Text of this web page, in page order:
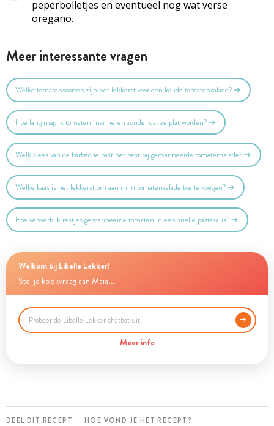
peperbolletjes en eventueel nog wat verse
oregano.
Meer interessante vragen
Welke tomatensoorten zijn het lekkerst voor een koude tomatensalade?
Hoe lang mag ik tomaten marineren zonder dat ze plat worden?
Welk vlees van de barbecue past het best bij gemarineerde tomatensalade?
Welke kaas is het lekkerst om aan mijn tomatensalade toe te voegen?
Hoe verwerk ik restjes gemarineerde tomaten in een snelle pastasaus?
Welkom bij Libelle Lekker!
Stel je kookvraag aan Maia...
Meer info
DEEL DIT RECEPT HOE VOND JE HET RECEPT?